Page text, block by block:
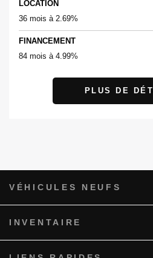
LOCATION
36 mois à 2.69%
FINANCEMENT
84 mois à 4.99%
PLUS DE
VÉHICULES NEUFS
INVENTAIRE